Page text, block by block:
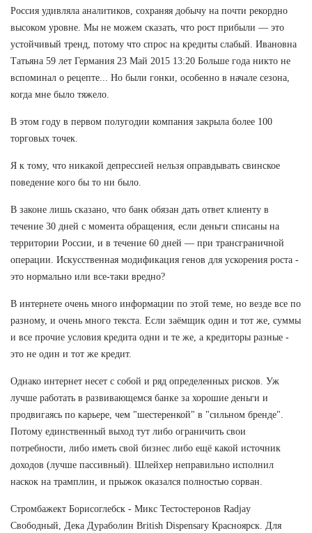
Россия удивляла аналитиков, сохраняя добычу на почти рекордно
высоком уровне. Мы не можем сказать, что рост прибыли — это
устойчивый тренд, потому что спрос на кредиты слабый. Ивановна
Татьяна 59 лет Германия 23 Май 2015 13:20 Больше года никто не
вспоминал о рецепте... Но были гонки, особенно в начале сезона,
когда мне было тяжело.
В этом году в первом полугодии компания закрыла более 100
торговых точек.
Я к тому, что никакой депрессией нельзя оправдывать свинское
поведение кого бы то ни было.
В законе лишь сказано, что банк обязан дать ответ клиенту в
течение 30 дней с момента обращения, если деньги списаны на
территории России, и в течение 60 дней — при трансграничной
операции. Искусственная модификация генов для ускорения роста -
это нормально или все-таки вредно?
В интернете очень много информации по этой теме, но везде все по
разному, и очень много текста. Если заёмщик один и тот же, суммы
и все прочие условия кредита одни и те же, а кредиторы разные -
это не один и тот же кредит.
Однако интернет несет с собой и ряд определенных рисков. Уж
лучше работать в развивающемся банке за хорошие деньги и
продвигаясь по карьере, чем "шестеренкой" в "сильном бренде".
Потому единственный выход тут либо ограничить свои
потребности, либо иметь свой бизнес либо ещё какой источник
доходов (лучше пассивный). Шлейхер неправильно исполнил
наскок на трамплин, и прыжок оказался полностью сорван.
Стромбажект Борисоглебск - Микс Тестостеронов Radjay
Свободный, Дека Дураболин British Dispensary Красноярск. Для